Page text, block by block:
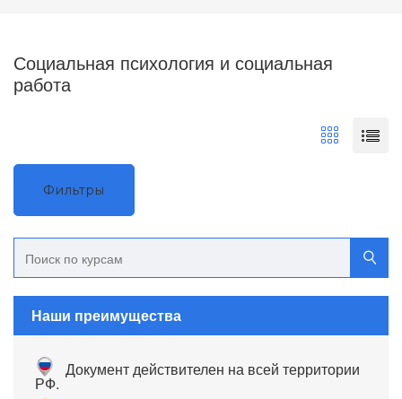
Социальная психология и социальная
работа
Фильтры
Наши преимущества
Документ действителен на всей территории
РФ.